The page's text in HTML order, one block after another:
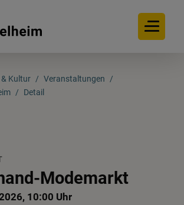
Kultur
Veranstaltungen
Detail
Modemarkt
10:00 Uhr